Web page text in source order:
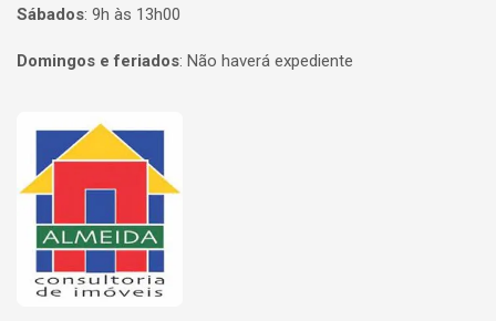
Sábados: 9h às 13h00
Domingos e feriados: Não haverá expediente
Página inicial